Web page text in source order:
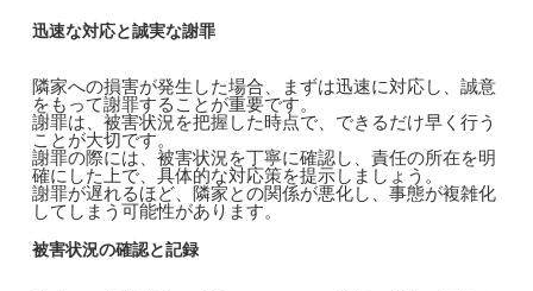
迅速な対応と誠実な謝罪
隣家への損害が発生した場合、まずは迅速に対応し、誠意
をもって謝罪することが重要です。
謝罪は、被害状況を把握した時点で、できるだけ早く行う
ことが大切です。
謝罪の際には、被害状況を丁寧に確認し、責任の所在を明
確にした上で、具体的な対応策を提示しましょう。
謝罪が遅れるほど、隣家との関係が悪化し、事態が複雑化
してしまう可能性があります。
被害状況の確認と記録